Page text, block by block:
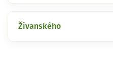
Živanského